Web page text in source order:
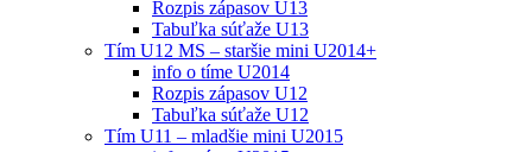
Rozpis zápasov U13
Tabuľka súťaže U13
Tím U12 MS – staršie mini U2014+
info o tíme U2014
Rozpis zápasov U12
Tabuľka súťaže U12
Tím U11 – mladšie mini U2015